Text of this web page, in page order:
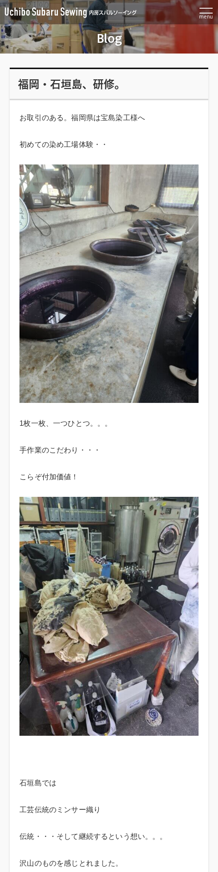
内房スバルソーイング
menu
Blog
福岡・石垣島、研修。
お取引のある。福岡県は宝島染工様へ
初めての染め工場体験・・
1枚一枚、一つひとつ。。。
手作業のこだわり・・・
こらぞ付加価値！
石垣島では
工芸伝統のミンサー織り
伝統・・・そして継続するという想い。。。
沢山のものを感じとれました。